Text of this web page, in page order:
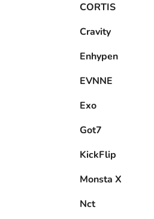
CORTIS
Cravity
Enhypen
EVNNE
Exo
Got7
KickFlip
Monsta X
Nct